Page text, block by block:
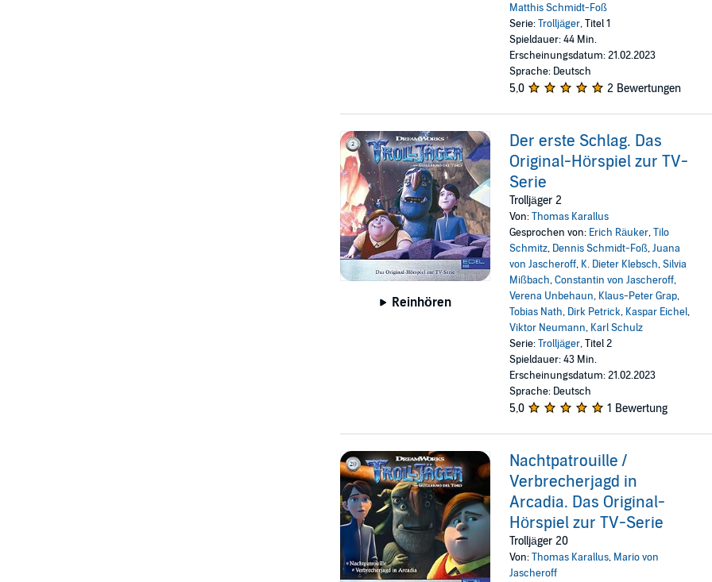
Matthis Schmidt-Foß
Serie:Trolljäger, Titel 1
Spieldauer: 44 Min.
Erscheinungsdatum: 21.02.2023
Sprache: Deutsch
5,0 2 Bewertungen
Reinhören
Der erste Schlag. Das
Original-Hörspiel zur TV-
Serie
Trolljäger 2
Von:Thomas Karallus
Gesprochen von: Erich Räuker,Tilo
Schmitz, Dennis Schmidt-Foß,Juana
von Jascheroff, K. Dieter Klebsch,Silvia
Mißbach,Constantin von Jascheroff,
Verena Unbehaun, Klaus-Peter Grap,
Tobias Nath, Dirk Petrick, Kaspar Eichel,
Viktor Neumann, Karl Schulz
Serie:Trolljäger, Titel 2
Spieldauer: 43 Min.
Erscheinungsdatum: 21.02.2023
Sprache: Deutsch
5,0 1 Bewertung
Nachtpatrouille /
Verbrecherjagd in
Arcadia. Das Original-
Hörspiel zur TV-Serie
Trolljäger 20
Von:Thomas Karallus, Mario von
Jascheroff